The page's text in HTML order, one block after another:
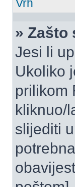
Vrh
» Zašto
Jesi li
Ukoliko
prilikom
kliknuo/
slijediti